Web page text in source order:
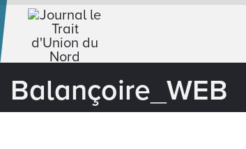
Balançoire_WEB